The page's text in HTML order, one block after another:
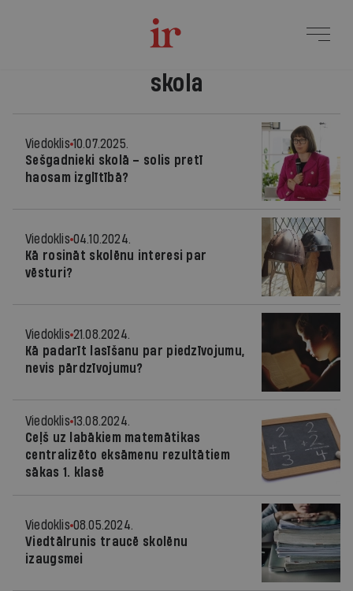
skola
Viedoklis 10.07.2025.
Sešgadnieki skolā – solis pretī
haosam izglītībā?
Viedoklis 04.10.2024.
Kā rosināt skolēnu interesi par
vēsturi?
Viedoklis 21.08.2024.
Kā padarīt lasīšanu par piedzīvojumu,
nevis pārdzīvojumu?
Viedoklis 13.08.2024.
Ceļš uz labākiem matemātikas
centralizēto eksāmenu rezultātiem
sākas 1. klasē
Viedoklis 08.05.2024.
Viedtālrunis traucē skolēnu
izaugsmei